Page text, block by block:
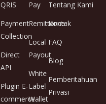
QRIS
Payment
Collection
Direct
API
Plugin E-
commerce
Pay
Remittance
Local
Payout
White
Label
Wallet
Tentang Kami
Kontak
FAQ
Blog
Pemberitahuan
Privasi